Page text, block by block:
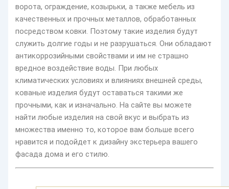
ворота, ограждение, козырьки, а также мебель из
качественных и прочных металлов, обработанных
посредством ковки. Поэтому такие изделия будут
служить долгие годы и не разрушаться. Они обладают
антикоррозийными свойствами и им не страшно
вредное воздействие воды. При любых
климатических условиях и влияниях внешней среды,
кованые изделия будут оставаться такими же
прочными, как и изначально. На сайте вы можете
найти любые изделия на свой вкус и выбрать из
множества именно то, которое вам больше всего
нравится и подойдет к дизайну экстерьера вашего
фасада дома и его стилю.